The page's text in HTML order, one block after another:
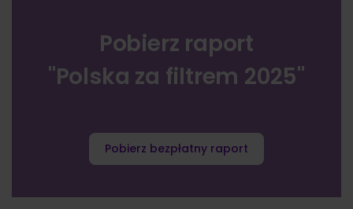
Pobierz raport
"Polska za filtrem 2025"
Pobierz bezpłatny raport